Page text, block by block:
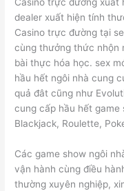
Casino trực đường xuất
dealer xuất hiện tính
Casino trực đường tại
cùng thưởng thức nhộn
bài thực hóa học. sex
hầu hết ngôi nhà cung
quả đât cũng như
cung cấp hầu hết game
Blackjack, Roulette,
Các game show ngôi
vận hành cùng điều
thường xuyên nghiệp,